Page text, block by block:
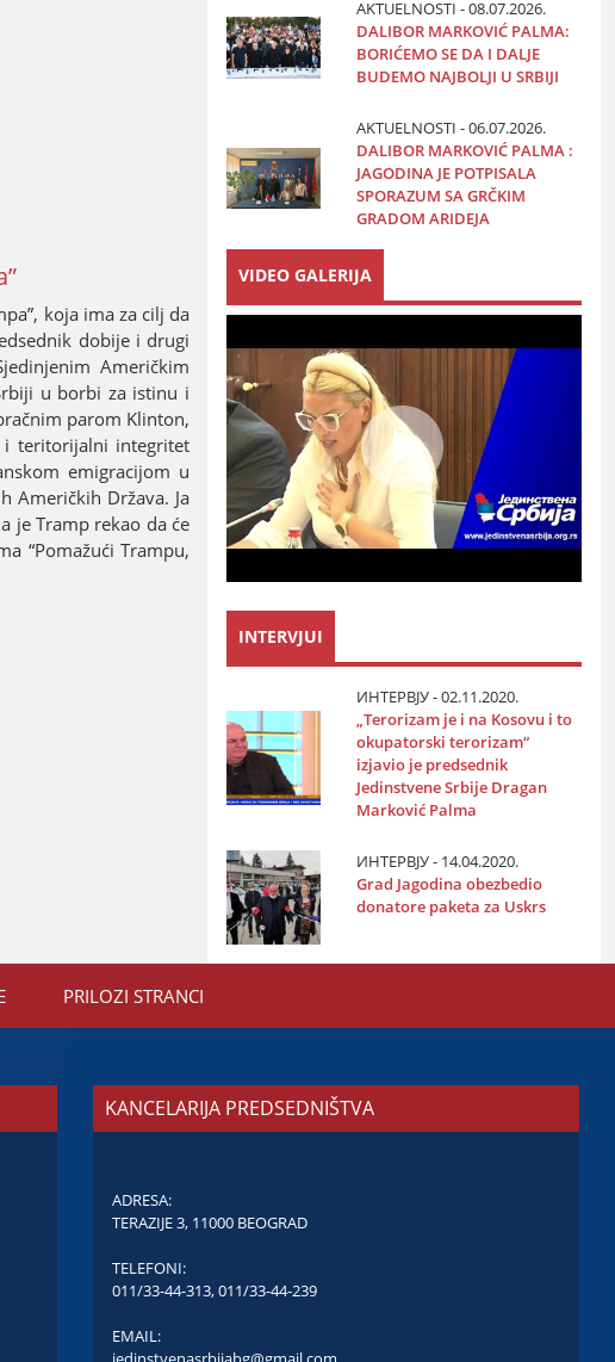
koјa ima za cilj da
dobiјe i drugi
Američkim
u borbi za istinu i
parom Klinton,
teritoriјalni integritet
emigraciјom u
Američkih Država. Јa
јe Tramp rekao da će
“Pomažući Trampu,
AKTUELNOSTI - 08.07.2026.
DALIBOR MARKOVIĆ PALMA:
BORIĆEMO SE DA I DALJE
BUDEMO NAJBOLJI U SRBIJI
AKTUELNOSTI - 06.07.2026.
DALIBOR MARKOVIĆ PALMA :
JAGODINA JE POTPISALA
SPORAZUM SA GRČKIM
GRADOM ARIDEJA
VIDEO GALERIJA
INTERVJUI
ИНТЕРВЈУ - 02.11.2020.
„Terorizam јe i na Kosovu i to
okupatorski terorizam“
izјavio јe predsednik
Јedinstvene Srbiјe Dragan
Marković Palma
ИНТЕРВЈУ - 14.04.2020.
Grad Јagodina obezbedio
donatore paketa za Uskrs
PRILOZI STRANCI
KANCELARIJA PREDSEDNIŠTVA
ADRESA:
TERAZIJE 3, 11000 BEOGRAD
TELEFONI:
011/33-44-313,011/33-44-239
EMAIL: